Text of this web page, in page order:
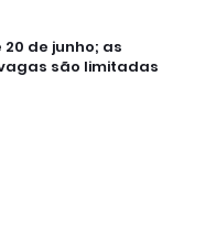
20 de junho; as
são limitadas